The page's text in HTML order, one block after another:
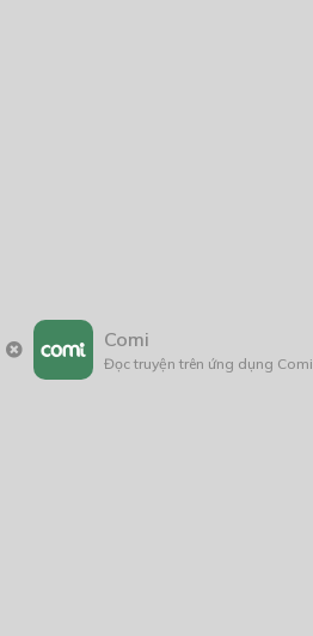
Comi
Đọc truyện trên ứng dụng Comi